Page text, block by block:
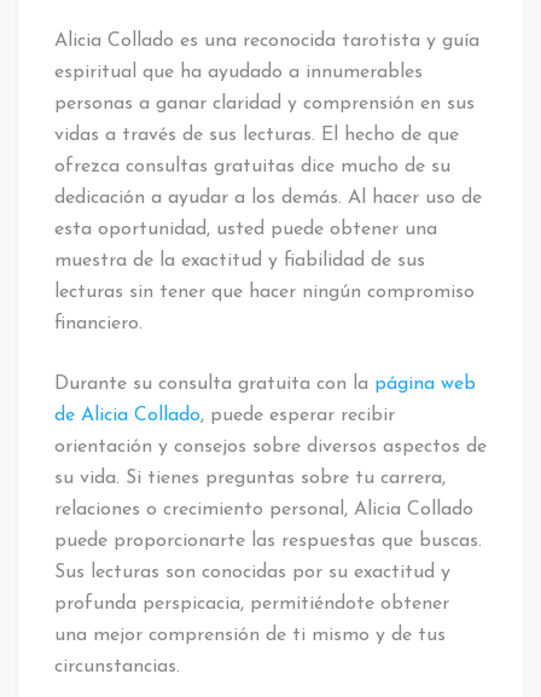
Alicia Collado es una reconocida tarotista y guía
espiritual que ha ayudado a innumerables
personas a ganar claridad y comprensión en sus
vidas a través de sus lecturas. El hecho de que
ofrezca consultas gratuitas dice mucho de su
dedicación a ayudar a los demás. Al hacer uso de
esta oportunidad, usted puede obtener una
muestra de la exactitud y fiabilidad de sus
lecturas sin tener que hacer ningún compromiso
financiero.
Durante su consulta gratuita con la página web
de Alicia Collado, puede esperar recibir
orientación y consejos sobre diversos aspectos de
su vida. Si tienes preguntas sobre tu carrera,
relaciones o crecimiento personal, Alicia Collado
puede proporcionarte las respuestas que buscas.
Sus lecturas son conocidas por su exactitud y
profunda perspicacia, permitiéndote obtener
una mejor comprensión de ti mismo y de tus
circunstancias.